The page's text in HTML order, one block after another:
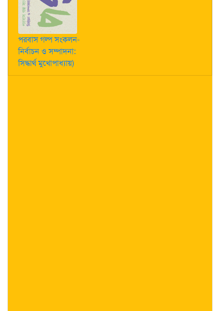
পরবাস গল্প সংকলন-
নির্বাচন ও সম্পাদনা:
সিদ্ধার্থ মুখোপাধ্যায়)